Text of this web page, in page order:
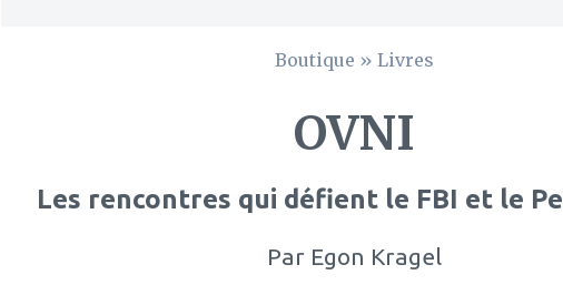
Boutique » Livres
OVNI
Les rencontres qui défient le FBI et le
Par Egon Kragel